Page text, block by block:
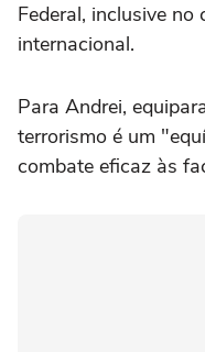
Federal, inclusive
internacional.
Para Andrei,
terrorismo é um
combate eficaz às